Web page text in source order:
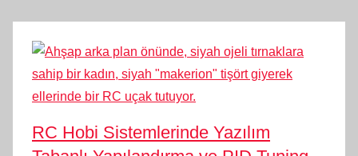
RC Hobi Sistemlerinde Yazılım